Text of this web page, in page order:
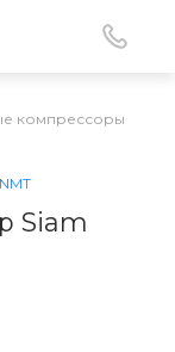
компрессоры
Siam